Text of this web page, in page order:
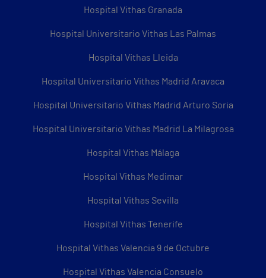
Hospital Vithas Granada
Hospital Universitario Vithas Las Palmas
Hospital Vithas Lleida
Hospital Universitario Vithas Madrid Aravaca
Hospital Universitario Vithas Madrid Arturo Soria
Hospital Universitario Vithas Madrid La Milagrosa
Hospital Vithas Málaga
Hospital Vithas Medimar
Hospital Vithas Sevilla
Hospital Vithas Tenerife
Hospital Vithas Valencia 9 de Octubre
Hospital Vithas Valencia Consuelo